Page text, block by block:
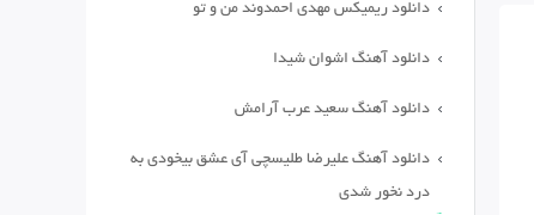
دانلود ریمیکس مهدی احمدوند من و تو
دانلود آهنگ اشوان شیدا
دانلود آهنگ سعید عرب آرامش
دانلود آهنگ علیرضا طلیسچی آی عشق بیخودی به
درد نخور شدی